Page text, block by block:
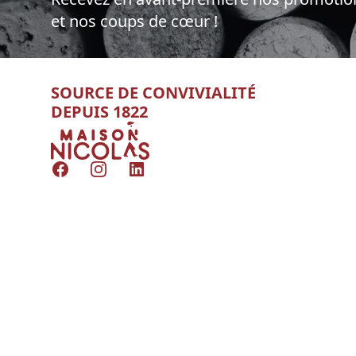
et nos coups de cœur !
SOURCE DE CONVIVIALITÉ
DEPUIS 1822
Nicolas
FacebookInstagramLinkedIn